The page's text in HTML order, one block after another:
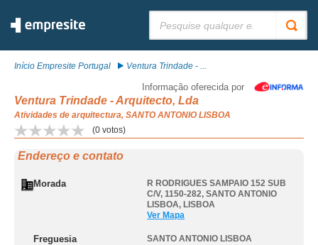
Início Empresite Portugal Ventura Trindade - ...
Informação oferecida por
Ventura Trindade - Arquitecto, Lda
Atividades de arquitectura, SANTO ANTONIO LISBOA
(0 votos)
Endereço e contato
Morada
R RODRIGUES SAMPAIO 152 SUB
C/V, 1150-282, SANTO ANTONIO
LISBOA, LISBOA
Ver Mapa
Freguesia SANTO ANTONIO LISBOA